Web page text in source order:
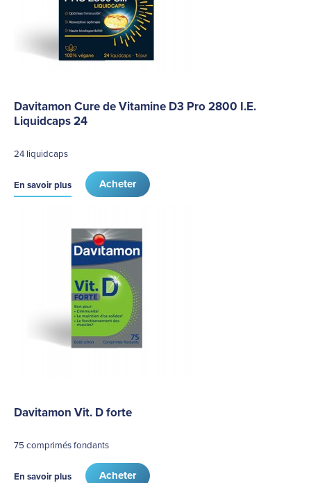
Davitamon Cure de Vitamine D3 Pro 2800 I.E.
Liquidcaps 24
24 liquidcaps
Acheter
En savoir plus
Davitamon Vit. D forte
75 comprimés fondants
Acheter
En savoir plus